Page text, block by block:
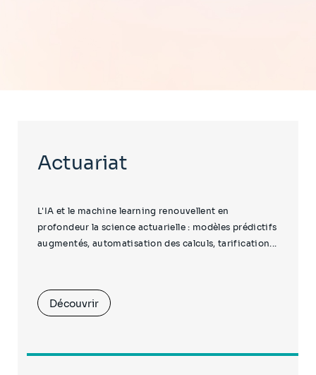
Actuariat
L'IA et le machine learning renouvellent en
profondeur la science actuarielle : modèles prédictifs
augmentés, automatisation des calculs, tarification...
Découvrir